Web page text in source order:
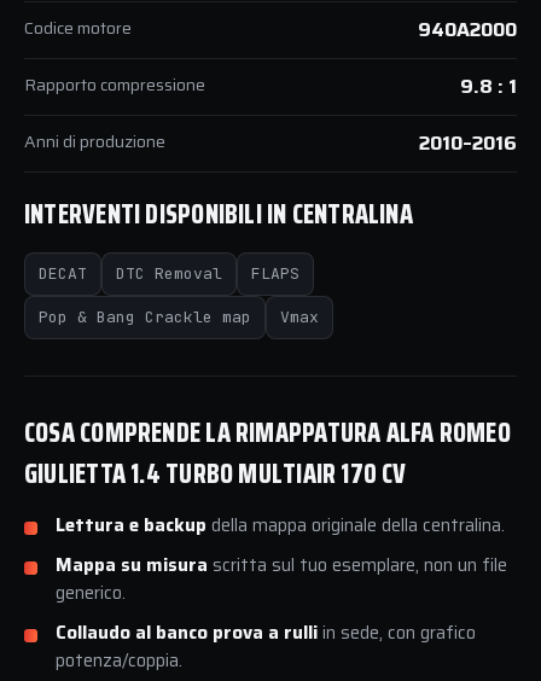
Codice motore 940A2000
Rapporto compressione 9.8 : 1
Anni di produzione 2010–2016
INTERVENTI DISPONIBILI IN CENTRALINA
DECAT DTC Removal FLAPS
Pop & Bang Crackle map Vmax
COSA COMPRENDE LA RIMAPPATURA ALFA ROMEO
GIULIETTA 1.4 TURBO MULTIAIR 170 CV
Lettura e backup della mappa originale della centralina.
Mappa su misura scritta sul tuo esemplare, non un file
generico.
Collaudo al banco prova a rulliin sede, con grafico
potenza/coppia.